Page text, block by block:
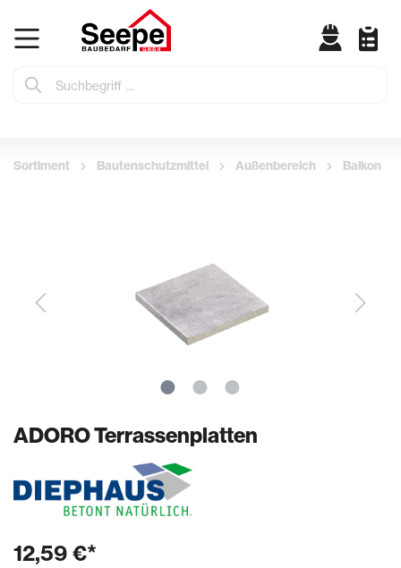
Sortiment Bautenschutzmittel Außenbereich Balkon
ADORO Terrassenplatten
12,59 €*